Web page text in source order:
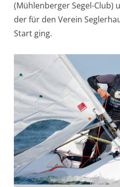
(Mühlenberger Segel-Club)
der für den Verein
Start ging.